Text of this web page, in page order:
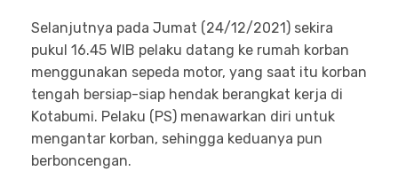
Selanjutnya pada Jumat (24/12/2021) sekira
pukul 16.45 WIB pelaku datang ke rumah korban
menggunakan sepeda motor, yang saat itu korban
tengah bersiap-siap hendak berangkat kerja di
Kotabumi. Pelaku (PS) menawarkan diri untuk
mengantar korban, sehingga keduanya pun
berboncengan.